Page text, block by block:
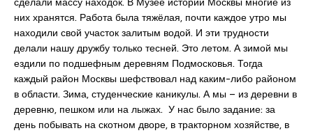
них хранятся. Работа была тяжёлая, почти каждое утро мы
находили свой участок залитым водой. И эти трудности
делали нашу дружбу только тесней. Это летом. А зимой мы
ездили по подшефным деревням Подмосковья. Тогда
каждый район Москвы шефствовал над каким-либо районом
в области. Зима, студенческие каникулы. А мы – из деревни в
деревню, пешком или на лыжах. У нас было задание: за
день побывать на скотном дворе, в тракторном хозяйстве, в